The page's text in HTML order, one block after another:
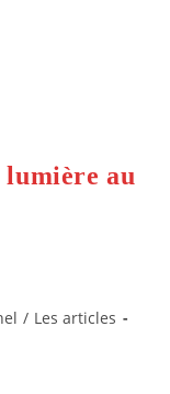
lumière au
/ Les articles